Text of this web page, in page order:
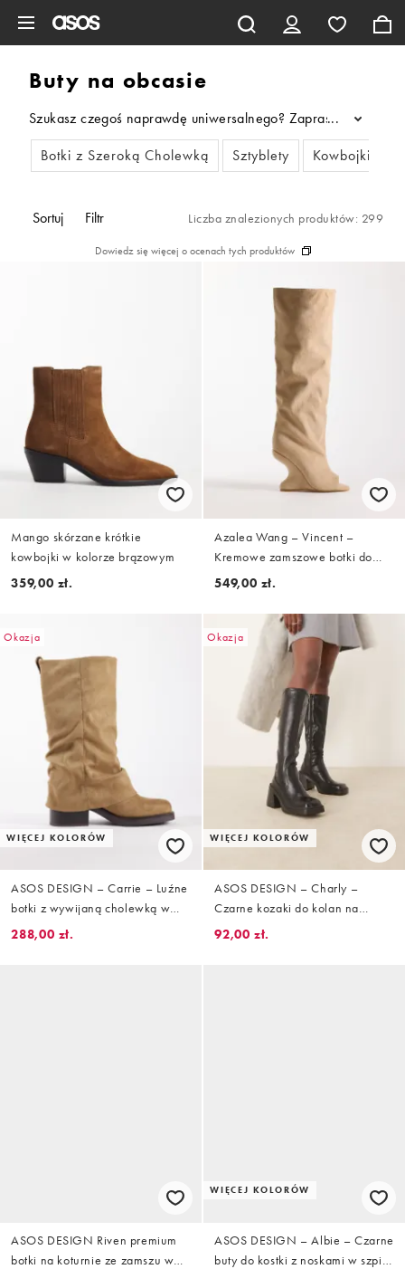
Buty na obcasie
Szukasz czegoś naprawdę uniwersalnego? Zapraszamy do
...
Botki z Szeroką Cholewką
Sztyblety Kowbojki
Sortuj Filtr Liczba znalezionych produktów: 299
Dowiedz się więcej o ocenach tych produktów
Mango skórzane krótkie
kowbojki w kolorze brązowym
359,00 zł.
Azalea Wang – Vincent –
Kremowe zamszowe botki do
kolan na koturnie
549,00 zł.
Okazja
WIĘCEJ KOLORÓW
ASOS DESIGN – Carrie – Luźne
botki z wywijaną cholewką w
piaskowym kolorze
288,00 zł.
Okazja
WIĘCEJ KOLORÓW
ASOS DESIGN – Charly –
Czarne kozaki do kolan na
obcasie
92,00 zł.
ASOS DESIGN Riven premium
botki na koturnie ze zamszu w
WIĘCEJ KOLORÓW
ASOS DESIGN – Albie – Czarne
buty do kostki z noskami w szpic